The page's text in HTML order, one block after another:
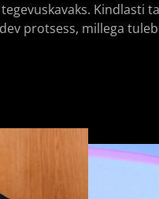
Kindlasti
protsess, millega